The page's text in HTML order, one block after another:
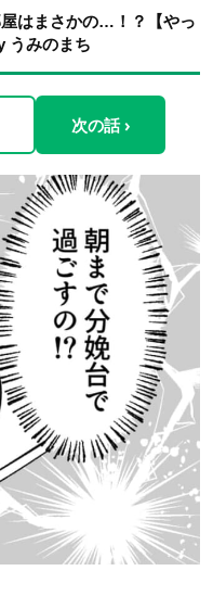
はまさかの…！？【やっ
うみのまち
次の話 ›